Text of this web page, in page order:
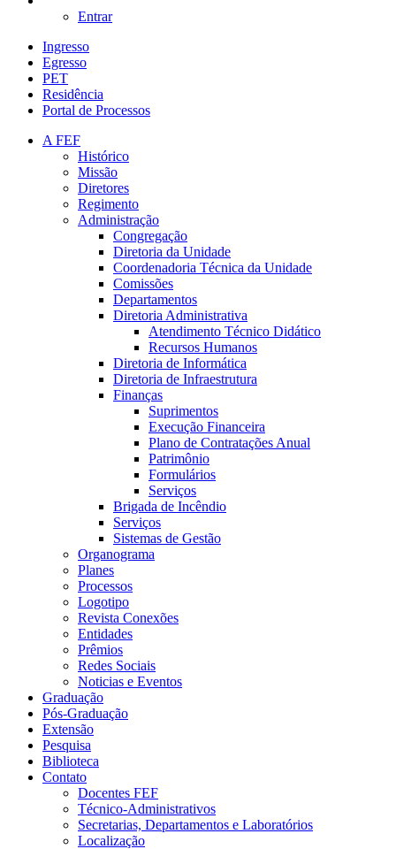
Entrar
Ingresso
Egresso
PET
Residência
Portal de Processos
A FEF
Histórico
Missão
Diretores
Regimento
Administração
Congregação
Diretoria da Unidade
Coordenadoria Técnica da Unidade
Comissões
Departamentos
Diretoria Administrativa
Atendimento Técnico Didático
Recursos Humanos
Diretoria de Informática
Diretoria de Infraestrutura
Finanças
Suprimentos
Execução Financeira
Plano de Contratações Anual
Patrimônio
Formulários
Serviços
Brigada de Incêndio
Serviços
Sistemas de Gestão
Organograma
Planes
Processos
Logotipo
Revista Conexões
Entidades
Prêmios
Redes Sociais
Noticias e Eventos
Graduação
Pós-Graduação
Extensão
Pesquisa
Biblioteca
Contato
Docentes FEF
Técnico-Administrativos
Secretarias, Departamentos e Laboratórios
Localização